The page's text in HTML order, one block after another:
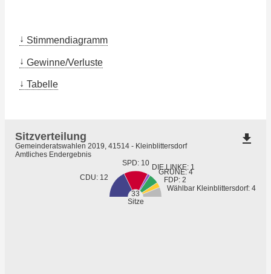
Stimmendiagramm
Gewinne/Verluste
Tabelle
33
Sitze
CDU: 12
SPD: 10
DIE LINKE: 1
GRÜNE: 4
FDP: 2
Wählbar Kleinblittersdorf: 4
Sitzverteilung
Gemeinderatswahlen 2019, 41514 - Kleinblittersdorf
Amtliches Endergebnis
file_download